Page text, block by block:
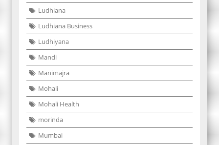
Ludhiana
Ludhiana Business
Ludhiyana
Mandi
Manimajra
Mohali
Mohali Health
morinda
Mumbai